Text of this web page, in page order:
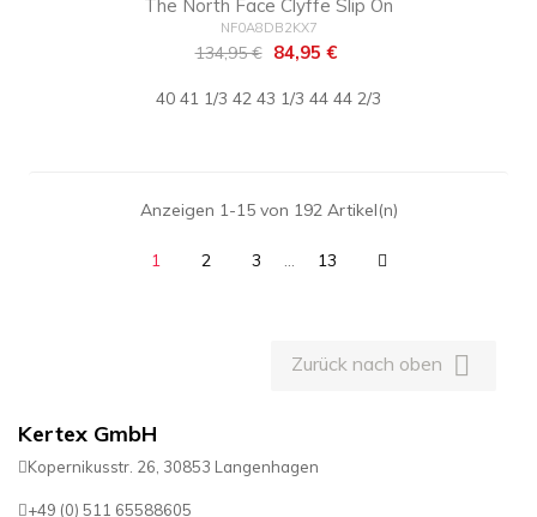
The North Face Clyffe Slip On
NF0A8DB2KX7
Regulärer
134,95 € Preis
84,95 €
40 41 1/3 42 43 1/3 44 44 2/3
Anzeigen 1-15 von 192 Artikel(n)
1 2 3 … 13
Zurück nach oben 
Kertex GmbH
Kopernikusstr. 26, 30853 Langenhagen
+49 (0) 511 65588605